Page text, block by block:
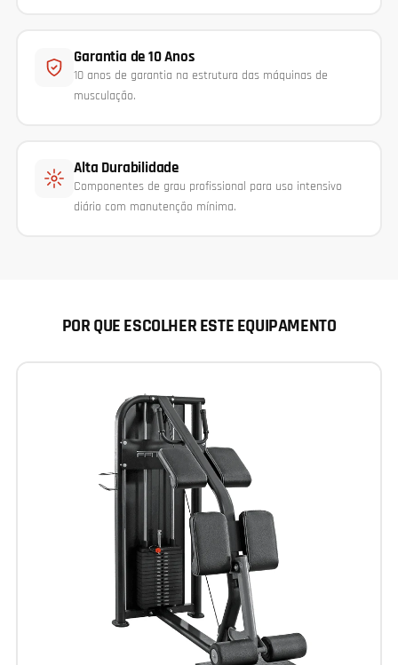
Garantia de 10 Anos
10 anos de garantia na estrutura das máquinas de
musculação.
Alta Durabilidade
Componentes de grau profissional para uso intensivo
diário com manutenção mínima.
POR QUE ESCOLHER ESTE EQUIPAMENTO